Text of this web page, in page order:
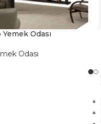
Odası
Odası